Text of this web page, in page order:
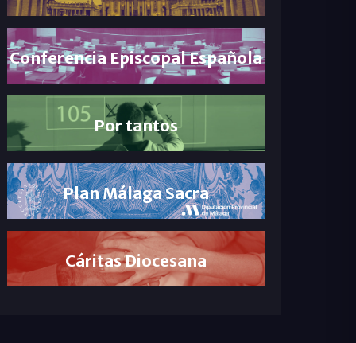
Conferencia Episcopal Española
Por tantos
Plan Málaga Sacra
Cáritas Diocesana